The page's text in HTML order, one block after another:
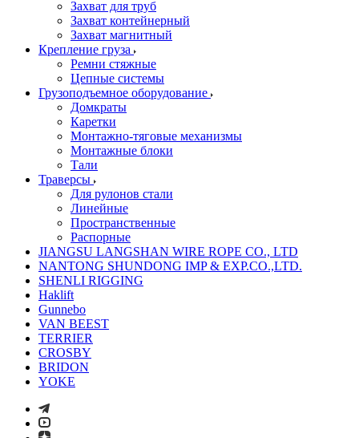
Захват для труб
Захват контейнерный
Захват магнитный
Крепление груза
Ремни стяжные
Цепные системы
Грузоподъемное оборудование
Домкраты
Каретки
Монтажно-тяговые механизмы
Монтажные блоки
Тали
Траверсы
Для рулонов стали
Линейные
Пространственные
Распорные
JIANGSU LANGSHAN WIRE ROPE CO., LTD
NANTONG SHUNDONG IMP & EXP.CO.,LTD.
SHENLI RIGGING
Haklift
Gunnebo
VAN BEEST
TERRIER
CROSBY
BRIDON
YOKE